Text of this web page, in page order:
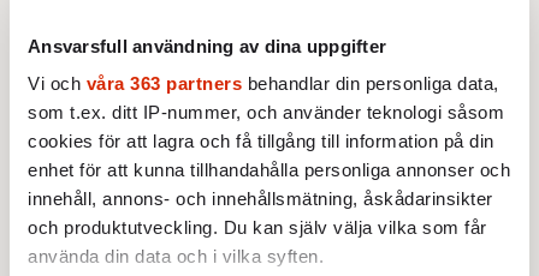
Ansvarsfull användning av dina uppgifter
Vi och våra 363 partners behandlar din personliga data,
som t.ex. ditt IP-nummer, och använder teknologi såsom
cookies för att lagra och få tillgång till information på din
enhet för att kunna tillhandahålla personliga annonser och
innehåll, annons- och innehållsmätning, åskådarinsikter
och produktutveckling. Du kan själv välja vilka som får
använda din data och i vilka syften.
EKONOMI MINNESORD
Hans lugn tog storföretagen
genom djupa kriser
Företagsledaren Björn Svedberg
dog den 25 juni, 88 år gammal.
Av: Jon Åsberg
MINNESORD
Journalist var hon till sista
punkten
Titti Nylander,